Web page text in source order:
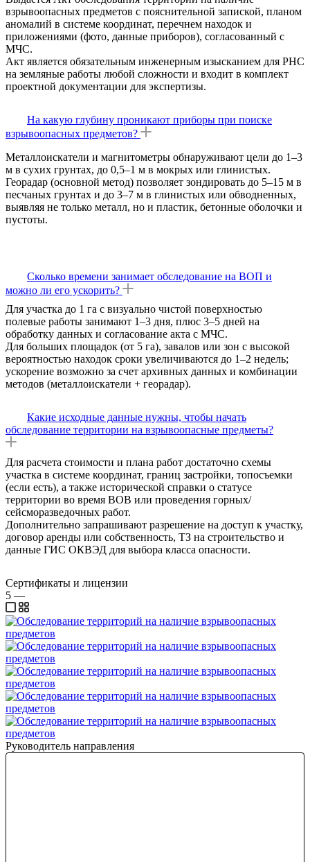
взрывоопасных предметов с пояснительной запиской, планом
аномалий в системе координат, перечнем находок и
приложениями (фото, данные приборов), согласованный с
МЧС.​
Акт является обязательным инженерным изысканием для РНС
на земляные работы любой сложности и входит в комплект
проектной документации для экспертизы.
На какую глубину проникают приборы при поиске
взрывоопасных предметов?
Металлоискатели и магнитометры обнаруживают цели до 1–3
м в сухих грунтах, до 0,5–1 м в мокрых или глинистых.​​
Георадар (основной метод) позволяет зондировать до 5–15 м в
песчаных грунтах и до 3–7 м в глинистых или обводненных,
выявляя не только металл, но и пластик, бетонные оболочки и
пустоты.​
Сколько времени занимает обследование на ВОП и
можно ли его ускорить?
Для участка до 1 га с визуально чистой поверхностью
полевые работы занимают 1–3 дня, плюс 3–5 дней на
обработку данных и согласование акта с МЧС.​​
Для больших площадок (от 5 га), завалов или зон с высокой
вероятностью находок сроки увеличиваются до 1–2 недель;
ускорение возможно за счет архивных данных и комбинации
методов (металлоискатели + георадар).
Какие исходные данные нужны, чтобы начать
обследование территории на взрывоопасные предметы?
Для расчета стоимости и плана работ достаточно схемы
участка в системе координат, границ застройки, топосъемки
(если есть), а также исторической справки о статусе
территории во время ВОВ или проведения горных/
сейсморазведочных работ.​​
Дополнительно запрашивают разрешение на доступ к участку,
договор аренды или собственность, ТЗ на строительство и
данные ГИС ОКВЭД для выбора класса опасности.
Сертификаты и лицензии
5 —
Руководитель направления